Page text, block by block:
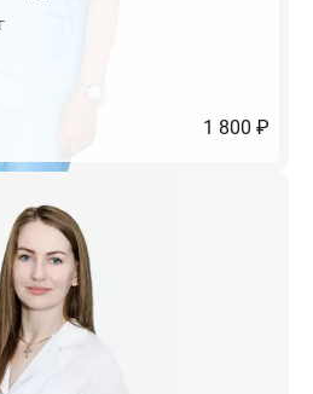
1 800 ₽